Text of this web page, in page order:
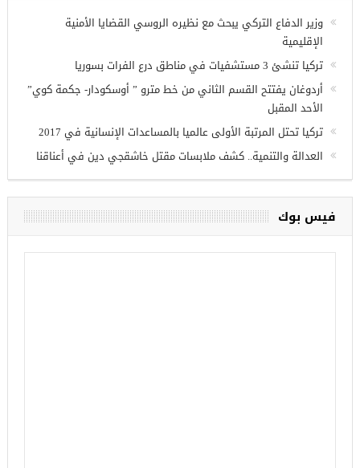
وزير الدفاع التركي يبحث مع نظيره الروسي القضايا الأمنية
الإقليمية
تركيا تنشئ 3 مستشفيات في مناطق درع الفرات بسوريا
أردوغان يفتتح القسم الثاني من خط مترو ” أوسكودار- جكمة كوي”
الأحد المقبل
تركيا تحتل المرتبة الأولى عالميا بالمساعدات الإنسانية في 2017
العدالة والتنمية.. كشف ملابسات مقتل خاشقجي دين في أعناقنا
فيس بوك